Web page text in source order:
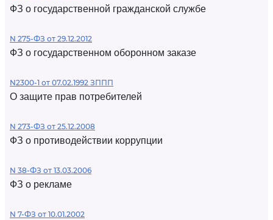
ФЗ о государственной гражданской службе
N 275-ФЗ от 29.12.2012
ФЗ о государственном оборонном заказе
N2300-1 от 07.02.1992 ЗППП
О защите прав потребителей
N 273-ФЗ от 25.12.2008
ФЗ о противодействии коррупции
N 38-ФЗ от 13.03.2006
ФЗ о рекламе
N 7-ФЗ от 10.01.2002